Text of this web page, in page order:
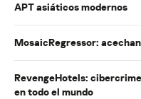
APT asiáticos modernos
MosaicRegressor:
RevengeHotels:
en todo el mundo